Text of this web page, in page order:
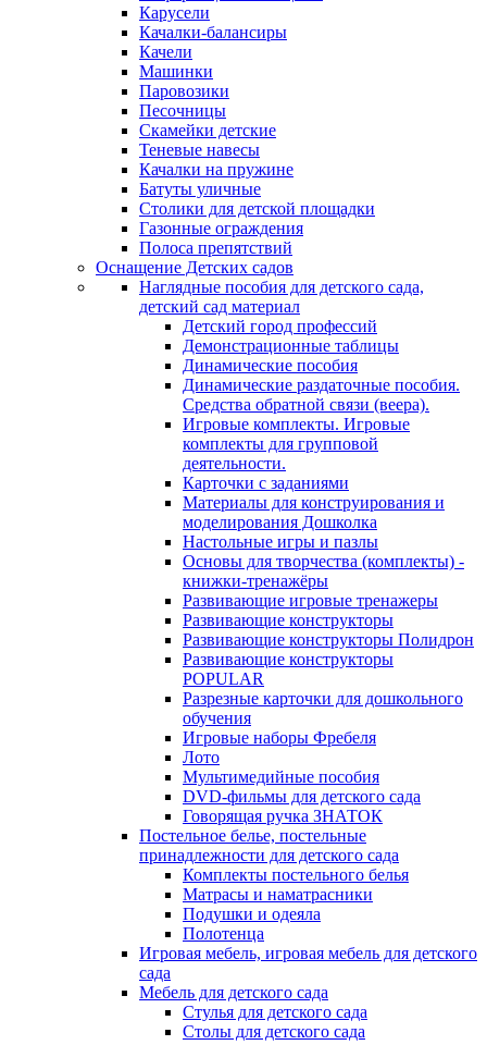
Карусели
Качалки-балансиры
Качели
Машинки
Паровозики
Песочницы
Скамейки детские
Теневые навесы
Качалки на пружине
Батуты уличные
Столики для детской площадки
Газонные ограждения
Полоса препятствий
Оснащение Детских садов
Наглядные пособия для детского сада,
детский сад материал
Детский город профессий
Демонстрационные таблицы
Динамические пособия
Динамические раздаточные пособия.
Средства обратной связи (веера).
Игровые комплекты. Игровые
комплекты для групповой
деятельности.
Карточки с заданиями
Материалы для конструирования и
моделирования Дошколка
Настольные игры и пазлы
Основы для творчества (комплекты) -
книжки-тренажёры
Развивающие игровые тренажеры
Развивающие конструкторы
Развивающие конструкторы Полидрон
Развивающие конструкторы
POPULAR
Разрезные карточки для дошкольного
обучения
Игровые наборы Фребеля
Лото
Мультимедийные пособия
DVD-фильмы для детского сада
Говорящая ручка ЗНАТОК
Постельное белье, постельные
принадлежности для детского сада
Комплекты постельного белья
Матрасы и наматрасники
Подушки и одеяла
Полотенца
Игровая мебель, игровая мебель для детского
сада
Мебель для детского сада
Стулья для детского сада
Столы для детского сада